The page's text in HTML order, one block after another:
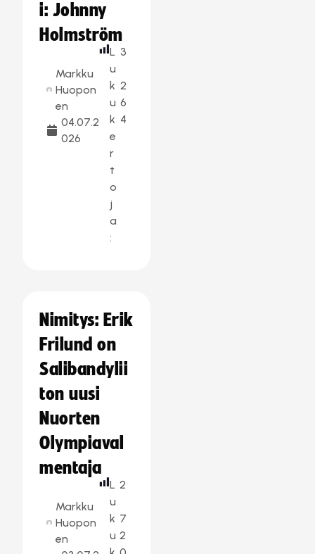
i: Johnny
Holmström
Markku
Huopon
en
04.07.2
026
L
u
k
u
k
e
r
t
o
j
a
:
3
2
6
4
Nimitys: Erik
Frilund on
Salibandylii
ton uusi
Nuorten
Olympiaval
mentaja
Markku
Huopon
en
L
u
k
u
2
7
2